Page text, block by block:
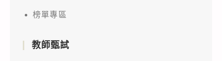
榜單專區
教師甄試